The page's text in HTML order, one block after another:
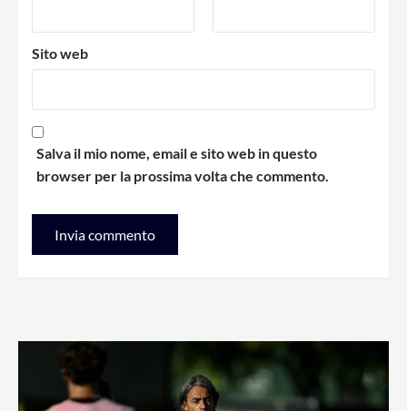
Sito web
Salva il mio nome, email e sito web in questo
browser per la prossima volta che commento.